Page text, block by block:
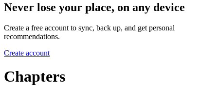
Never lose your place, on any device
Create a free account to sync, back up, and get personal
recommendations.
Create account
Chapters